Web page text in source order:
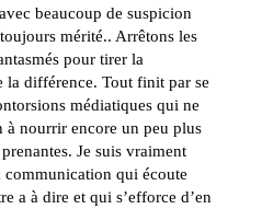
beaucoup de suspicion
mérité.. Arrêtons les
pour tirer la
la différence. Tout finit par se
médiatiques qui ne
à nourrir encore un peu plus
Je suis vraiment
qui écoute
a à dire et qui s’efforce d’en